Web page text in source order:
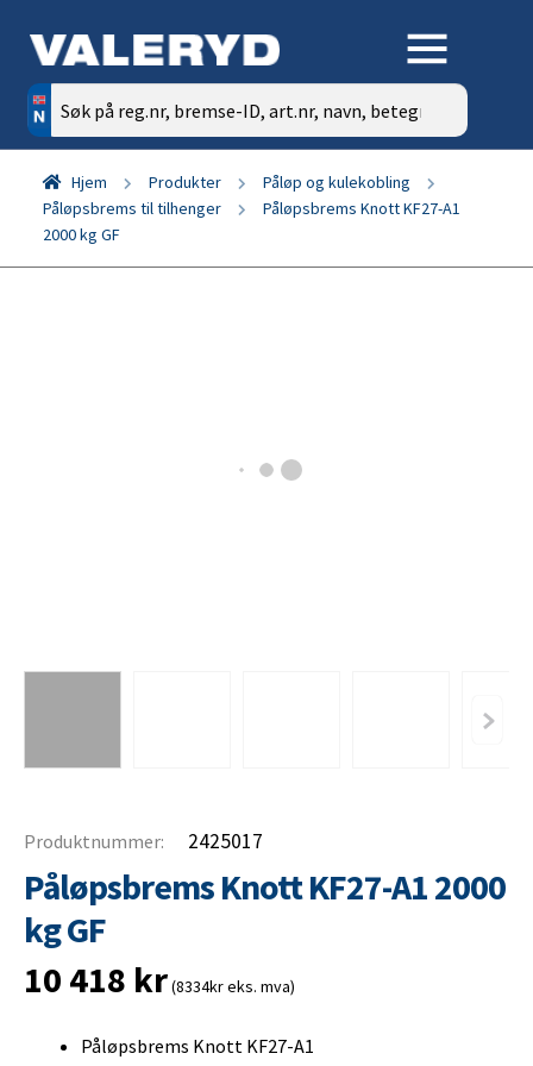
Søk
etter:
Hjem Produkter
Påløp og kulekobling
Påløpsbrems til tilhenger
Påløpsbrems Knott KF27-A1
2000 kg GF
Produktnummer: 2425017
Påløpsbrems Knott KF27-A1 2000
kg GF
10 418 kr(8334kr eks. mva)
Påløpsbrems Knott KF27-A1